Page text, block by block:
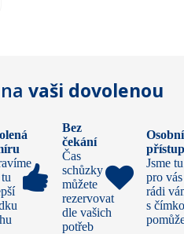
vaši dovolenou
Bez
čekání
Čas
schůzky si
můžete
rezervovat
dle vašich
potřeb
Osobní
Jsme tu
pro
rádi
s